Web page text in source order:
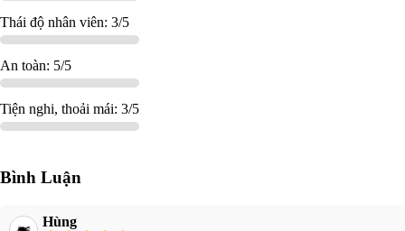
Thái độ nhân viên: 3/5
An toàn: 5/5
Tiện nghi, thoải mái: 3/5
Bình Luận
Hùng